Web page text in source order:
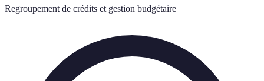
Regroupement de crédits et gestion budgétaire